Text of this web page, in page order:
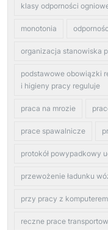
klasy odporności
monotonia
organizacja stanowiska
podstawowe obowiązki
i higieny pracy reguluje
praca na mrozie
prace spawalnicze
protokół powypadkowy
przewożenie ładunku
przy pracy z
reczne prace